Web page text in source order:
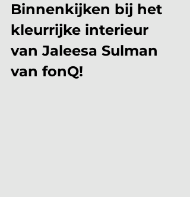
Binnenkijken bij het
kleurrijke interieur
van Jaleesa Sulman
van fonQ!